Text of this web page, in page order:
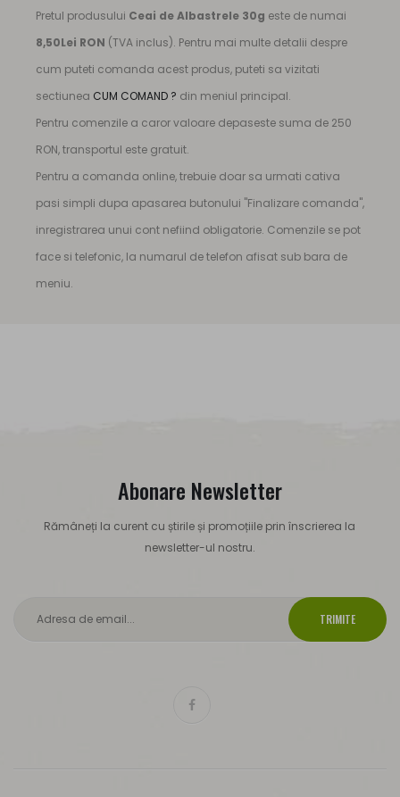
Pretul produsului Ceai de Albastrele 30g este de numai
8,50Lei RON (TVA inclus). Pentru mai multe detalii despre
cum puteti comanda acest produs, puteti sa vizitati
sectiunea CUM COMAND ? din meniul principal.
Pentru comenzile a caror valoare depaseste suma de 250
RON, transportul este gratuit.
Pentru a comanda online, trebuie doar sa urmati cativa
pasi simpli dupa apasarea butonului "Finalizare comanda",
inregistrarea unui cont nefiind obligatorie. Comenzile se pot
face si telefonic, la numarul de telefon afisat sub bara de
meniu.
Abonare Newsletter
Rămâneți la curent cu știrile și promoțiile prin înscrierea la
newsletter-ul nostru.
TRIMITE